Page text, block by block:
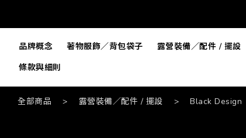
品牌概念 著物服飾／背包袋子 露營裝備／配件 / 擺設
條款與細則
全部商品 > 露營裝備／配件 / 擺設 > Black Design